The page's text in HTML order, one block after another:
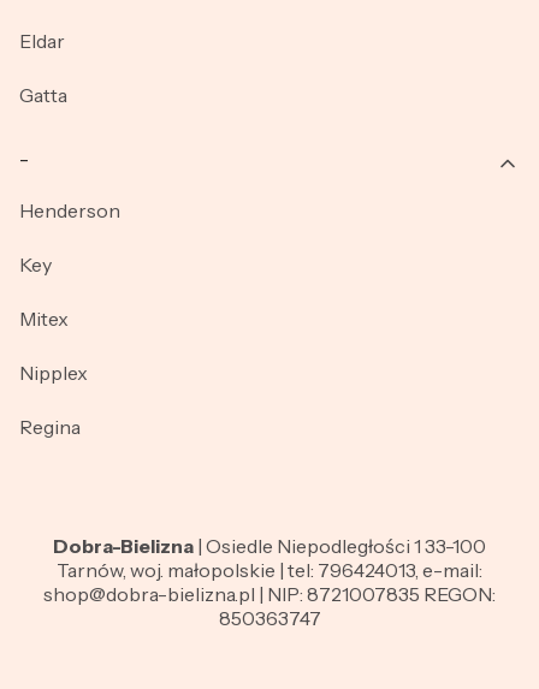
Eldar
Gatta
Henderson
Key
Mitex
Nipplex
Regina
Dobra-Bielizna | Osiedle Niepodległości 1 33-100
Tarnów, woj. małopolskie | tel: 796424013, e-mail:
shop@dobra-bielizna.pl | NIP: 8721007835 REGON:
850363747